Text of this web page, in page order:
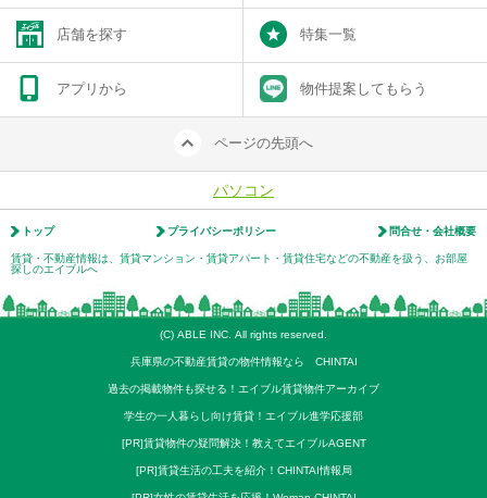
店舗を探す 特集一覧
アプリから 物件提案してもらう
ページの先頭へ
パソコン
トップ プライバシーポリシー 問合せ・会社概要
賃貸・不動産情報は、賃貸マンション・賃貸アパート・賃貸住宅などの不動産を扱う、お部屋
探しのエイブルへ
(C) ABLE INC. All rights reserved.
兵庫県の不動産賃貸の物件情報なら CHINTAI
過去の掲載物件も探せる！エイブル賃貸物件アーカイブ
学生の一人暮らし向け賃貸！エイブル進学応援部
[PR]賃貸物件の疑問解決！教えてエイブルAGENT
[PR]賃貸生活の工夫を紹介！CHINTAI情報局